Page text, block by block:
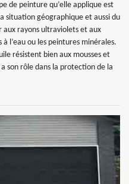
de peinture qu’elle applique est
situation géographique et aussi du
aux rayons ultraviolets et aux
l’eau ou les peintures minérales.
résistent bien aux mousses et
son rôle dans la protection de la